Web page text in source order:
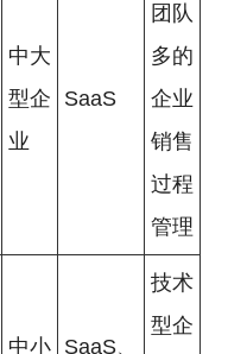
中大
型企
业
SaaS
团队
多的
企业
销售
过程
管理
中小 SaaS、
技术
型企